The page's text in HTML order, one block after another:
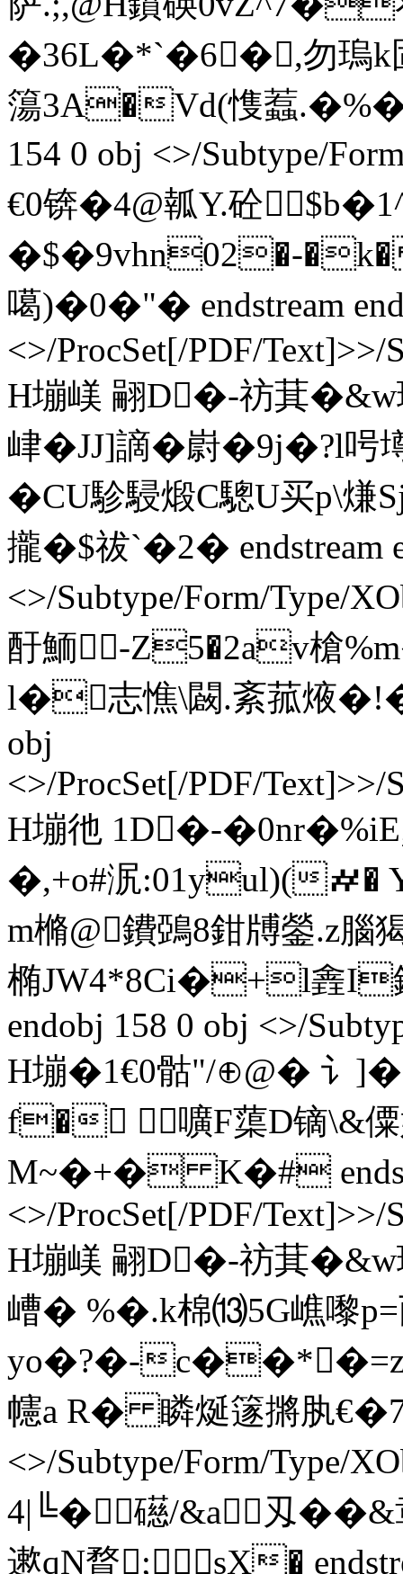
�36L�*`�6�,勿瑦k
簜3A�Vd(愯蠚
154 0 obj <>/Subtype/
€0锛�4@瓡Y.砼
�$�9vhn02�-�k�
噶)�0�"� endstream
<>/ProcSet[/PDF/Text]>>/
H塴嵄 翤D�-祊萁
峍�JJ]謫�嶎�9j�?l呺
�CU駗駸煅C驄U买p\
攏�$祓`�2� endstream
<>/Subtype/Form/Type/
酑鮞-Z5�2av槍
l�志憔\闙.紊菰焲�!�
obj
<>/ProcSet[/PDF/Text]>>/
H塴彵 1D�-
�,+o#泦:01yul)(＃�
m樇@鐨鵶8鉗牔鎣.z
椭JW4*8Ci�+l錱I銙
endobj 158 0 obj <>/
H塴�1€0 骷"/⊕@�
f� 嚝F蕖D镝\&僳
M~�+� K�#
<>/ProcSet[/PDF/Text]>>/
H塴嵄 翤D�-祊萁
嶆� %�.k棉⒀5G嶕嚟
yo�?�-
幰 a R� 瞵烻篴摪肒
<>/Subtype/Form/Type/
4|╚�礠/&a刄�
遬qN瞀; sX�